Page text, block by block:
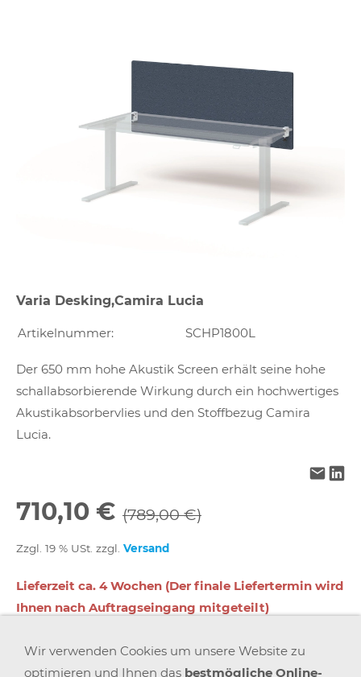
Varia Desking,Camira Lucia
Artikelnummer: SCHP1800L
Der 650 mm hohe Akustik Screen erhält seine hohe
schallabsorbierende Wirkung durch ein hochwertiges
Akustikabsorbervlies und den Stoffbezug Camira
Lucia.
710,10 € (789,00 €)
Zzgl. 19 % USt. zzgl. Versand
Lieferzeit ca. 4 Wochen (Der finale Liefertermin wird
Ihnen nach Auftragseingang mitgeteilt)
Wir verwenden Cookies um unsere Website zu
optimieren und Ihnen das bestmögliche Online-